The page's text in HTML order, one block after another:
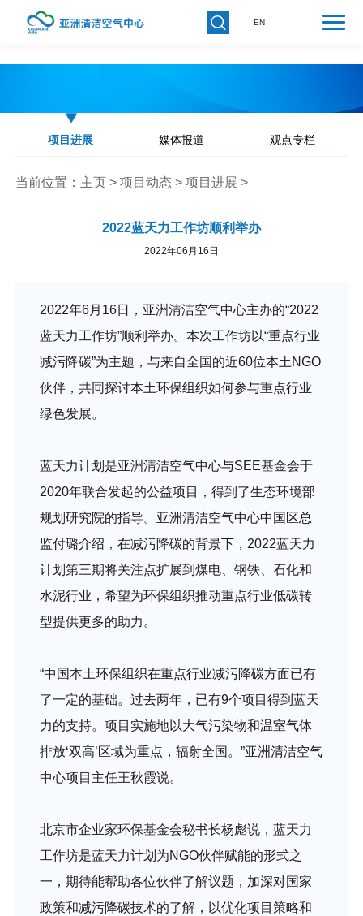
EN
项目进展 媒体报道 观点专栏
当前位置： 主页 >项目动态 >项目进展 >
2022蓝天力工作坊顺利举办
2022年06月16日
2022年6月16日，亚洲清洁空气中心主办的“2022
蓝天力工作坊”顺利举办。本次工作坊以“重点行业
减污降碳”为主题，与来自全国的近60位本土NGO
伙伴，共同探讨本土环保组织如何参与重点行业
绿色发展。
蓝天力计划是亚洲清洁空气中心与SEE基金会于
2020年联合发起的公益项目，得到了生态环境部
规划研究院的指导。亚洲清洁空气中心中国区总
监付璐介绍，在减污降碳的背景下，2022蓝天力
计划第三期将关注点扩展到煤电、钢铁、石化和
水泥行业，希望为环保组织推动重点行业低碳转
型提供更多的助力。
“中国本土环保组织在重点行业减污降碳方面已有
了一定的基础。过去两年，已有9个项目得到蓝天
力的支持。项目实施地以大气污染物和温室气体
排放‘双高’区域为重点，辐射全国。”亚洲清洁空气
中心项目主任王秋霞说。
北京市企业家环保基金会秘书长杨彪说，蓝天力
工作坊是蓝天力计划为NGO伙伴赋能的形式之
一，期待能帮助各位伙伴了解议题，加深对国家
政策和减污降碳技术的了解，以优化项目策略和